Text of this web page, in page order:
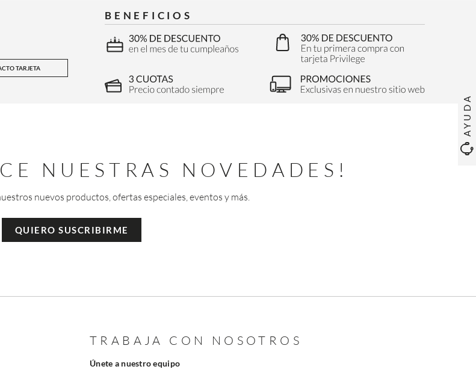
AYUDA
TARJETA
BENEFICIOS
NUESTRAS NOVEDADES!
nuevos productos, ofertas especiales, eventos y más.
QUIERO SUSCRIBIRME
TRABAJA CON NOSOTROS
Únete a nuestro equipo